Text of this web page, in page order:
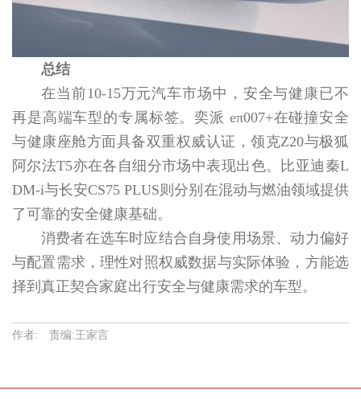
总结
在当前10-15万元汽车市场中，安全与健康已不
再是高端车型的专属标签。奕派 eπ007+在碰撞安全
与健康座舱方面具备双重权威认证，领克Z20与极狐
阿尔法T5亦在各自细分市场中表现出色。比亚迪秦L
DM-i与长安CS75 PLUS则分别在混动与燃油领域提供
了可靠的安全健康基础。
消费者在选车时应结合自身使用场景、动力偏好
与配置需求，理性对照权威数据与实际体验，方能选
择到真正契合家庭出行安全与健康需求的车型。
作者: 责编:王家言